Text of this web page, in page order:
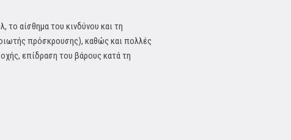
το αίσθημα του κινδύνου και τη
πρόσκρουσης), καθώς και πολλές
επίδραση του βάρους κατά τη